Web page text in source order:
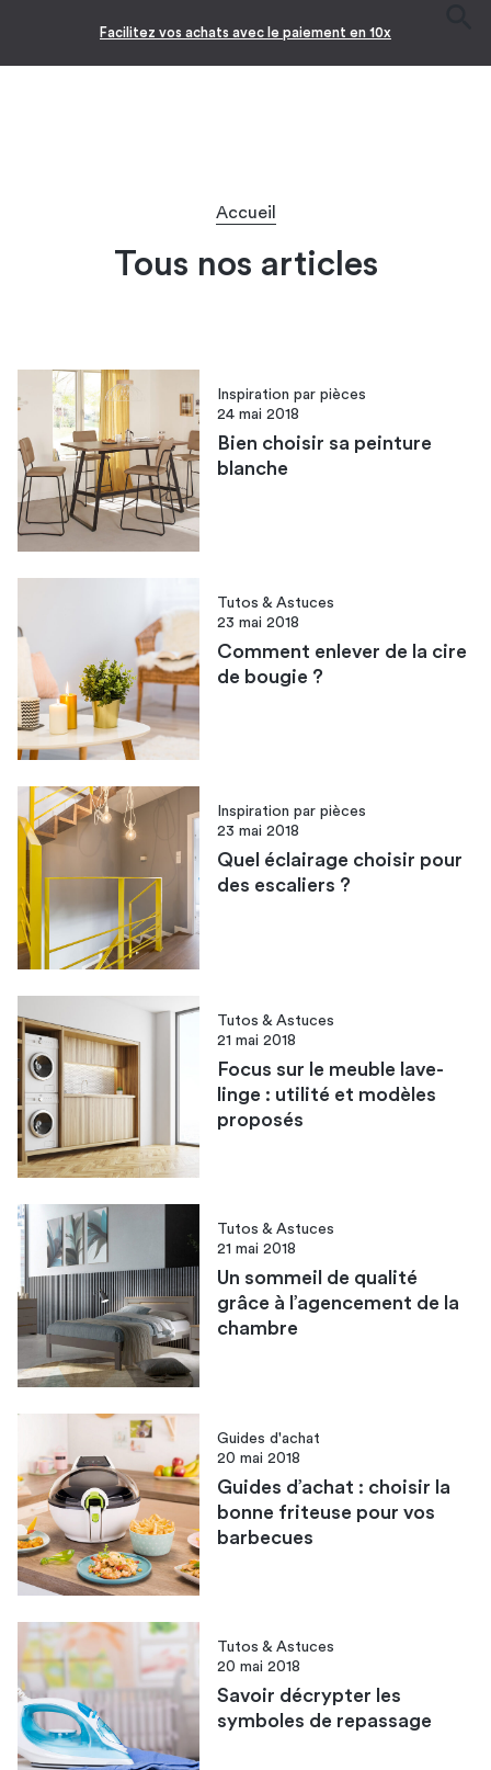
Facilitez vos achats avec le paiement en 10x
Accueil
Tous nos articles
Inspiration par pièces
24 mai 2018
Bien choisir sa peinture
blanche
Tutos & Astuces
23 mai 2018
Comment enlever de la cire
de bougie ?
Inspiration par pièces
23 mai 2018
Quel éclairage choisir pour
des escaliers ?
Tutos & Astuces
21 mai 2018
Focus sur le meuble lave-
linge : utilité et modèles
proposés
Tutos & Astuces
21 mai 2018
Un sommeil de qualité
grâce à l’agencement de la
chambre
Guides d'achat
20 mai 2018
Guides d’achat : choisir la
bonne friteuse pour vos
barbecues
Tutos & Astuces
20 mai 2018
Savoir décrypter les
symboles de repassage